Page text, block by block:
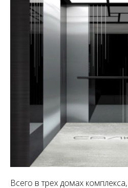
Всего в трех домах